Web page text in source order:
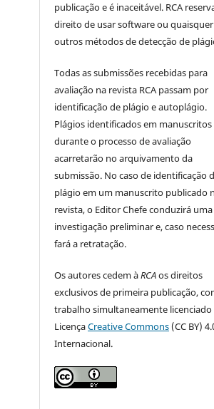
publicação e é inaceitável. RCA
direito de usar software ou quaisquer
outros métodos de detecção de
Todas as submissões recebidas para
avaliação na revista RCA passam por
identificação de plágio e autoplágio.
Plágios identificados em manuscritos
durante o processo de avaliação
acarretarão no arquivamento da
submissão. No caso de identificação
plágio em um manuscrito publicado
revista, o Editor Chefe conduzirá uma
investigação preliminar e, caso
fará a retratação.
Os autores cedem àRCAos direitos
exclusivos de primeira publicação,
trabalho simultaneamente licenciado
LicençaCreative Commons (CC BY)
Internacional.